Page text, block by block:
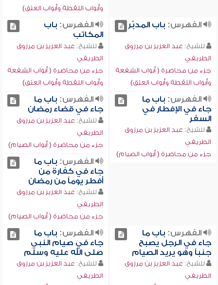
وأبواب اللقطة وأبواب العتق)
الفهرس: باب المدبّر
للشيخ: عبد العزيز بن مرزوق
الطريفي
جزء من محاضرة ( أبواب الشفعة
وأبواب اللقطة وأبواب العتق)
الفهرس: باب
المكاتب
للشيخ: عبد العزيز بن مرزوق
الطريفي
جزء من محاضرة ( أبواب الشفعة
وأبواب اللقطة وأبواب العتق)
الفهرس: باب ما
جاء في الإفطار في
السفر
للشيخ: عبد العزيز بن مرزوق
الطريفي
جزء من محاضرة ( أبواب الصيام)
الفهرس: باب ما
جاء في قضاء رمضان
للشيخ: عبد العزيز بن مرزوق
الطريفي
جزء من محاضرة ( أبواب الصيام)
الفهرس: باب ما
جاء في كفارة من
أفطر يوماً من رمضان
للشيخ: عبد العزيز بن مرزوق
الطريفي
جزء من محاضرة ( أبواب الصيام)
الفهرس: باب ما
جاء في الرجل يصبح
جنباً وهو يريد الصيام
للشيخ: عبد العزيز بن مرزوق
الطريفي
الفهرس: باب ما
جاء في صيام النبي
صلى الله عليه وسلم
للشيخ: عبد العزيز بن مرزوق
الطريفي